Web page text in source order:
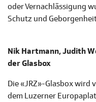
oder Vernachlässigung
Schutz und
Nik Hartmann, Judith
der Glasbox
Die «JRZ»-Glasbox wird
dem Luzerner